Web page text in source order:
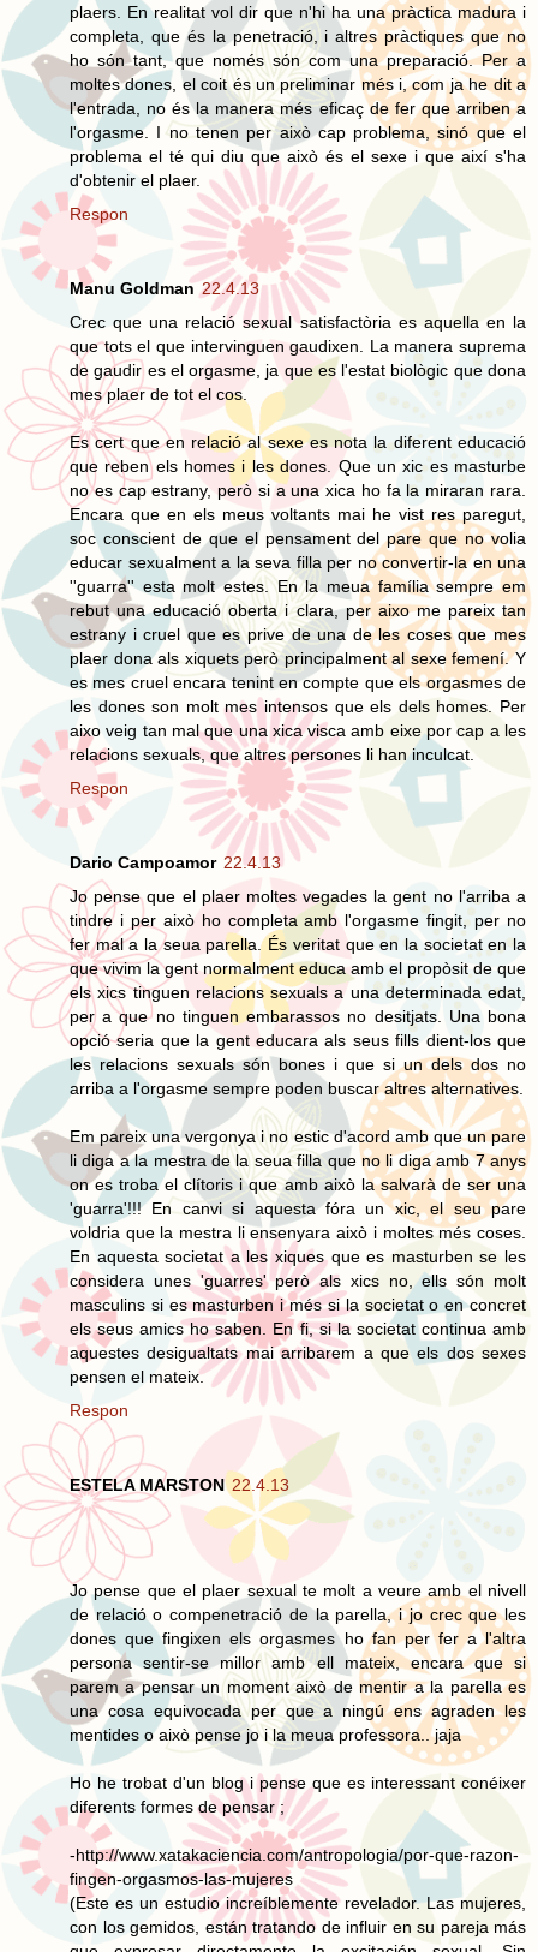
plaers. En realitat vol dir que n'hi ha una pràctica madura i
completa, que és la penetració, i altres pràctiques que no
ho són tant, que només són com una preparació. Per a
moltes dones, el coit és un preliminar més i, com ja he dit a
l'entrada, no és la manera més eficaç de fer que arriben a
l'orgasme. I no tenen per això cap problema, sinó que el
problema el té qui diu que això és el sexe i que així s'ha
d'obtenir el plaer.
Respon
Manu Goldman 22.4.13
Crec que una relació sexual satisfactòria es aquella en la
que tots el que intervinguen gaudixen. La manera suprema
de gaudir es el orgasme, ja que es l'estat biològic que dona
mes plaer de tot el cos.
Es cert que en relació al sexe es nota la diferent educació
que reben els homes i les dones. Que un xic es masturbe
no es cap estrany, però si a una xica ho fa la miraran rara.
Encara que en els meus voltants mai he vist res paregut,
soc conscient de que el pensament del pare que no volia
educar sexualment a la seva filla per no convertir-la en una
''guarra'' esta molt estes. En la meua família sempre em
rebut una educació oberta i clara, per aixo me pareix tan
estrany i cruel que es prive de una de les coses que mes
plaer dona als xiquets però principalment al sexe femení. Y
es mes cruel encara tenint en compte que els orgasmes de
les dones son molt mes intensos que els dels homes. Per
aixo veig tan mal que una xica visca amb eixe por cap a les
relacions sexuals, que altres persones li han inculcat.
Respon
Dario Campoamor 22.4.13
Jo pense que el plaer moltes vegades la gent no l'arriba a
tindre i per això ho completa amb l'orgasme fingit, per no
fer mal a la seua parella. És veritat que en la societat en la
que vivim la gent normalment educa amb el propòsit de que
els xics tinguen relacions sexuals a una determinada edat,
per a que no tinguen embarassos no desitjats. Una bona
opció seria que la gent educara als seus fills dient-los que
les relacions sexuals són bones i que si un dels dos no
arriba a l'orgasme sempre poden buscar altres alternatives.
Em pareix una vergonya i no estic d'acord amb que un pare
li diga a la mestra de la seua filla que no li diga amb 7 anys
on es troba el clítoris i que amb això la salvarà de ser una
'guarra'!!! En canvi si aquesta fóra un xic, el seu pare
voldria que la mestra li ensenyara això i moltes més coses.
En aquesta societat a les xiques que es masturben se les
considera unes 'guarres' però als xics no, ells són molt
masculins si es masturben i més si la societat o en concret
els seus amics ho saben. En fi, si la societat continua amb
aquestes desigualtats mai arribarem a que els dos sexes
pensen el mateix.
Respon
ESTELA MARSTON 22.4.13
Jo pense que el plaer sexual te molt a veure amb el nivell
de relació o compenetració de la parella, i jo crec que les
dones que fingixen els orgasmes ho fan per fer a l'altra
persona sentir-se millor amb ell mateix, encara que si
parem a pensar un moment això de mentir a la parella es
una cosa equivocada per que a ningú ens agraden les
mentides o això pense jo i la meua professora.. jaja
Ho he trobat d'un blog i pense que es interessant conéixer
diferents formes de pensar ;
-http://www.xatakaciencia.com/antropologia/por-que-razon-
fingen-orgasmos-las-mujeres
(Este es un estudio increíblemente revelador. Las mujeres,
con los gemidos, están tratando de influir en su pareja más